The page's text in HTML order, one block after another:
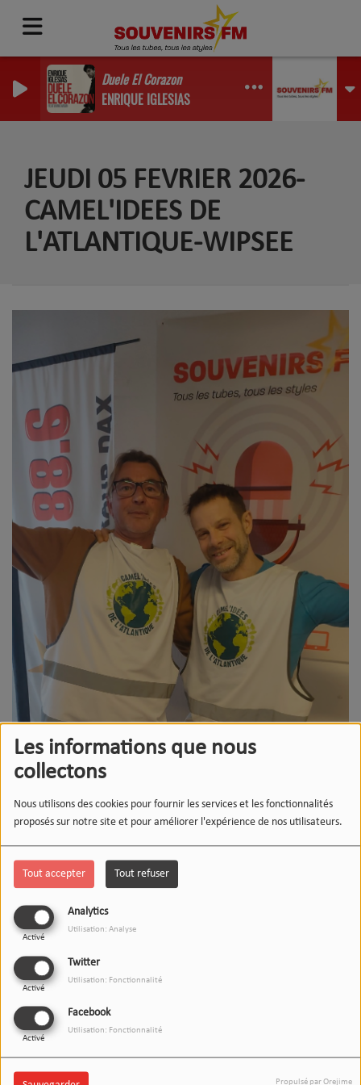
Les informations que nous
collectons
Nous utilisons des cookies pour fournir les services et les fonctionnalités
proposés sur notre site et pour améliorer l'expérience de nos utilisateurs.
Tout accepter Tout refuser
Analytics
Activé
Utilisation: Analyse
Twitter
Activé
Utilisation: Fonctionnalité
Facebook
Activé
Utilisation: Fonctionnalité
Propulsé par Orejime
Duele El Corazon
ENRIQUE IGLESIAS
JEUDI 05 FEVRIER 2026-
CAMEL'IDEES DE
L'ATLANTIQUE-WIPSEE
05 FÉVRIER 2026